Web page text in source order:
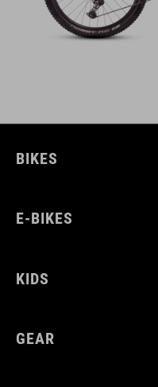
BIKES
E-BIKES
KIDS
GEAR